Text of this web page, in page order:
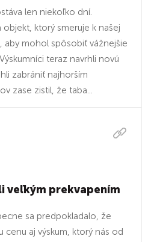
len niekoľko dní.
ktorý smeruje k našej
aby mohol spôsobiť vážnejšie
teraz navrhli novú
zabrániť najhorším
zase zistil, že taba...
veľkým prekvapením
sa predpokladalo, že
aj výskum, ktorý nás od